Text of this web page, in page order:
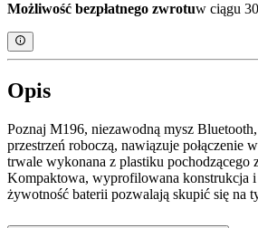
Możliwość bezpłatnego zwrotuw ciągu
Opis
Poznaj M196, niezawodną mysz
przestrzeń roboczą, nawiązuje połączenie
trwale wykonana z plastiku pochodzącego
Kompaktowa, wyprofilowana konstrukcja i
żywotność baterii pozwalają skupić się na